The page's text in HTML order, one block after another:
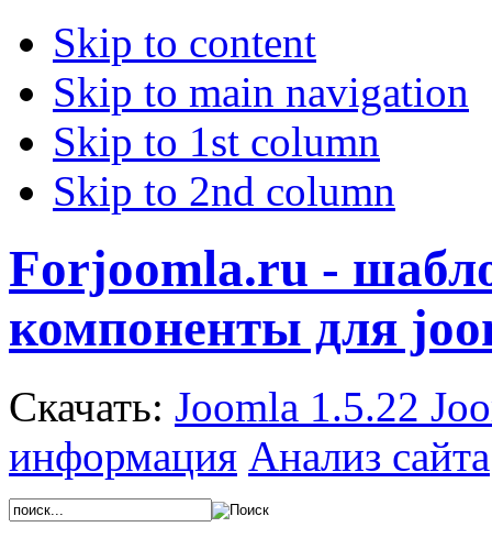
Skip to content
Skip to main navigation
Skip to 1st column
Skip to 2nd column
Forjoomla.ru -
компоненты для
Скачать: Joomla 1.5.22
информация Анализ сайта